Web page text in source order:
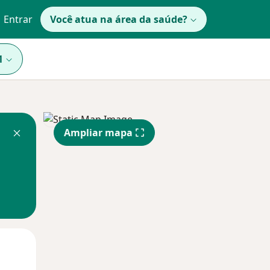
Entrar Você atua na área da saúde?
Ampliar mapa